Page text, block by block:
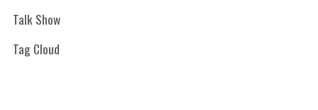
Talk Show
Tag Cloud